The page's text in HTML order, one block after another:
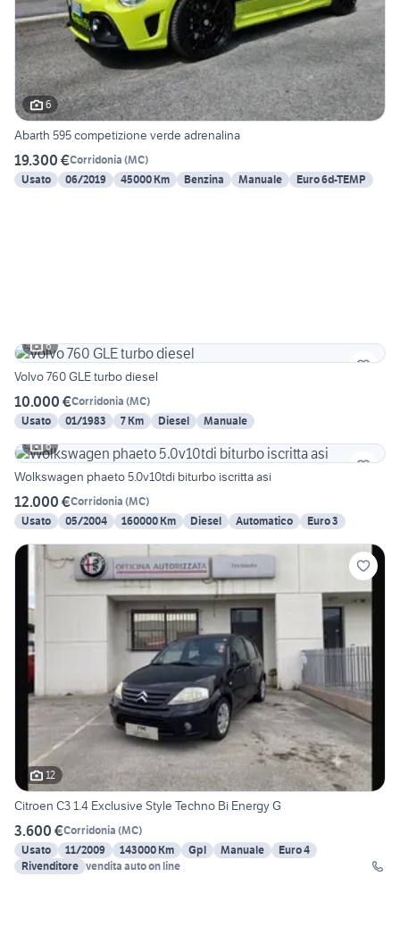
6
Abarth 595 competizione verde adrenalina
19.300 €Corridonia (MC)
Usato
06/2019 45000 Km Benzina Manuale Euro 6d-TEMP
6
Volvo 760 GLE turbo diesel
10.000 €Corridonia (MC)
Usato
01/1983 7 Km Diesel
Manuale
6
Wolkswagen phaeto 5.0v10tdi biturbo iscritta asi
12.000 €Corridonia (MC)
Usato
05/2004 160000 Km Diesel Automatico Euro 3
12
Citroen C3 1.4 Exclusive Style Techno Bi Energy G
3.600 €Corridonia (MC)
Usato
11/2009 143000 Km Gpl Manuale
Euro 4
Rivenditore vendita auto on line